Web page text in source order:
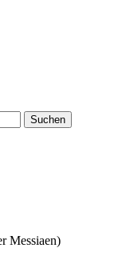
Messiaen)